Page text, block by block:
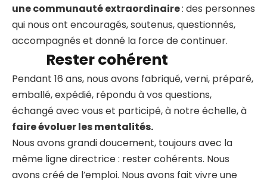
une communauté extraordinaire: des personnes
qui nous ont encouragés, soutenus, questionnés,
accompagnés et donné la force de continuer.
Rester cohérent
Pendant 16 ans, nous avons fabriqué, verni, préparé,
emballé, expédié, répondu à vos questions,
échangé avec vous et participé, à notre échelle, à
faire évoluer les mentalités.
Nous avons grandi doucement, toujours avec la
même ligne directrice : rester cohérents. Nous
avons créé de l’emploi. Nous avons fait vivre une